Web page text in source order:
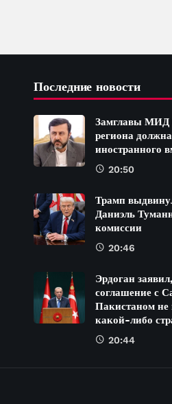
Последние новости
Замглавы МИД
региона
иностранного
20:50
Трамп
Даниэль
комиссии
20:46
Эрдоган
соглашение с
Пакистаном не
какой-либо
20:44